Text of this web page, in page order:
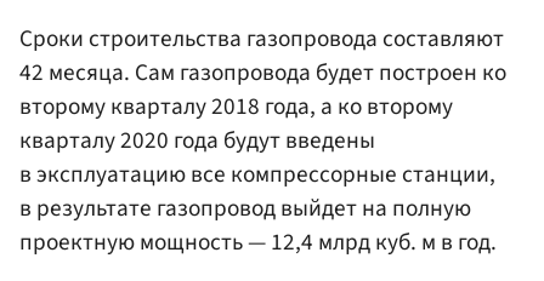
Сроки строительства газопровода составляют
42 месяца. Сам газопровода будет построен ко
второму кварталу 2018 года, а ко второму
кварталу 2020 года будут введены
в эксплуатацию все компрессорные станции,
в результате газопровод выйдет на полную
проектную мощность — 12,4 млрд куб. м в год.